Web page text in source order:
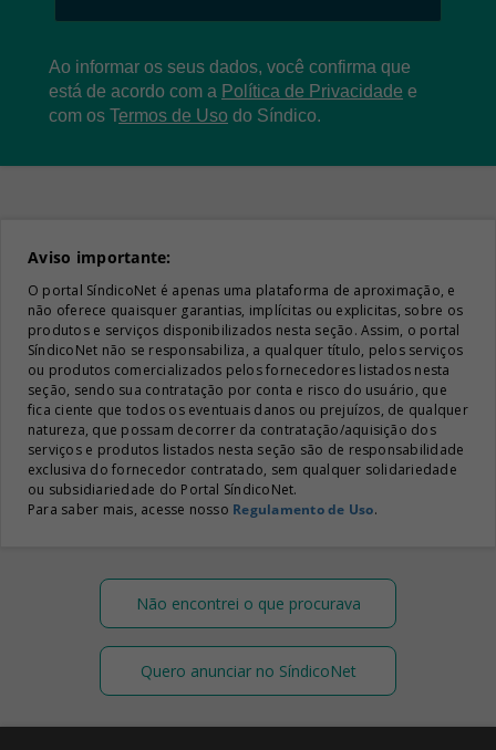
Ao informar os seus dados, você confirma que
está de acordo com a Política de Privacidade e
com os Termos de Uso do Síndico.
Aviso importante:
O portal SíndicoNet é apenas uma plataforma de aproximação, e
não oferece quaisquer garantias, implícitas ou explicitas, sobre os
produtos e serviços disponibilizados nesta seção. Assim, o portal
SíndicoNet não se responsabiliza, a qualquer título, pelos serviços
ou produtos comercializados pelos fornecedores listados nesta
seção, sendo sua contratação por conta e risco do usuário, que
fica ciente que todos os eventuais danos ou prejuízos, de qualquer
natureza, que possam decorrer da contratação/aquisição dos
serviços e produtos listados nesta seção são de responsabilidade
exclusiva do fornecedor contratado, sem qualquer solidariedade
ou subsidiariedade do Portal SíndicoNet.
Para saber mais, acesse nosso Regulamento de Uso.
Não encontrei o que procurava
Quero anunciar no SíndicoNet